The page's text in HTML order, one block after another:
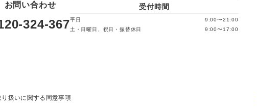
お問い合わせ
324-367
受付時間
平日
9:00〜21:00
土・日曜日、祝日・振替休日
9:00〜17:00
扱いに関する同意事項